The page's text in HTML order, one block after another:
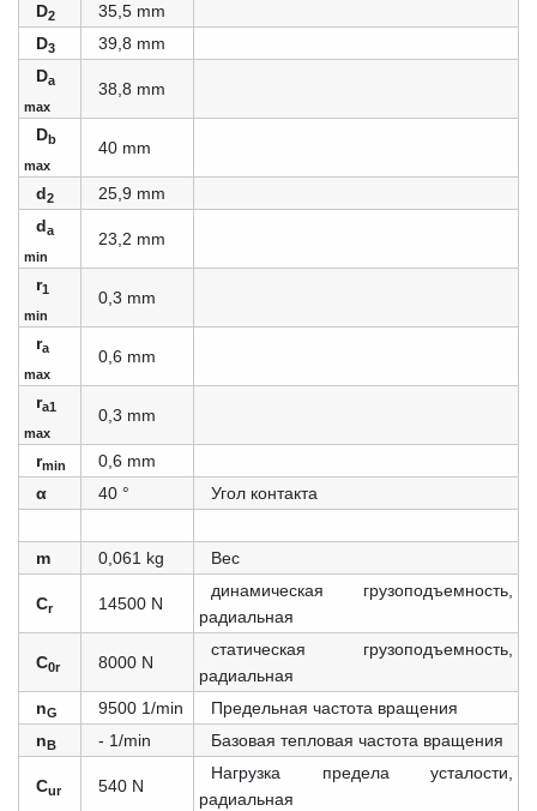
D2
35,5 mm
D3
39,8 mm
Da
max
38,8 mm
Db
max
40 mm
d2
25,9 mm
da
min
23,2 mm
r1
min
0,3 mm
ra
max
0,6 mm
ra1
max
0,3 mm
rmin
0,6 mm
α
40 ° Угол контакта
m 0,061 kg Вес
Cr 14500 N
динамическая грузоподъемность,
радиальная
C0r 8000 N
статическая грузоподъемность,
радиальная
nG 9500 1/min
Предельная частота вращения
nB - 1/min Базовая тепловая частота вращения
Cur 540 N
Нагрузка предела усталости,
радиальная